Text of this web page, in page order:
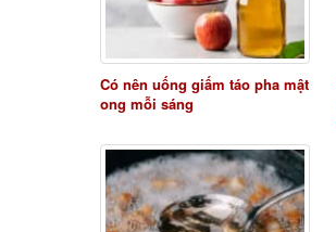
Có nên uống giấm táo pha mật
ong mỗi sáng